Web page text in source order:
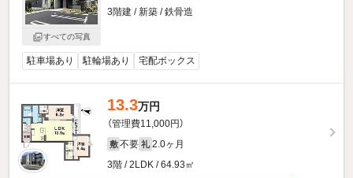
すべての写真
3階建 / 新築 / 鉄骨造
駐車場あり 駐輪場あり 宅配ボックス
13.3万円
（管理費11,000円）
敷 不要 礼 2.0ヶ月
3階 / 2LDK / 64.93㎡